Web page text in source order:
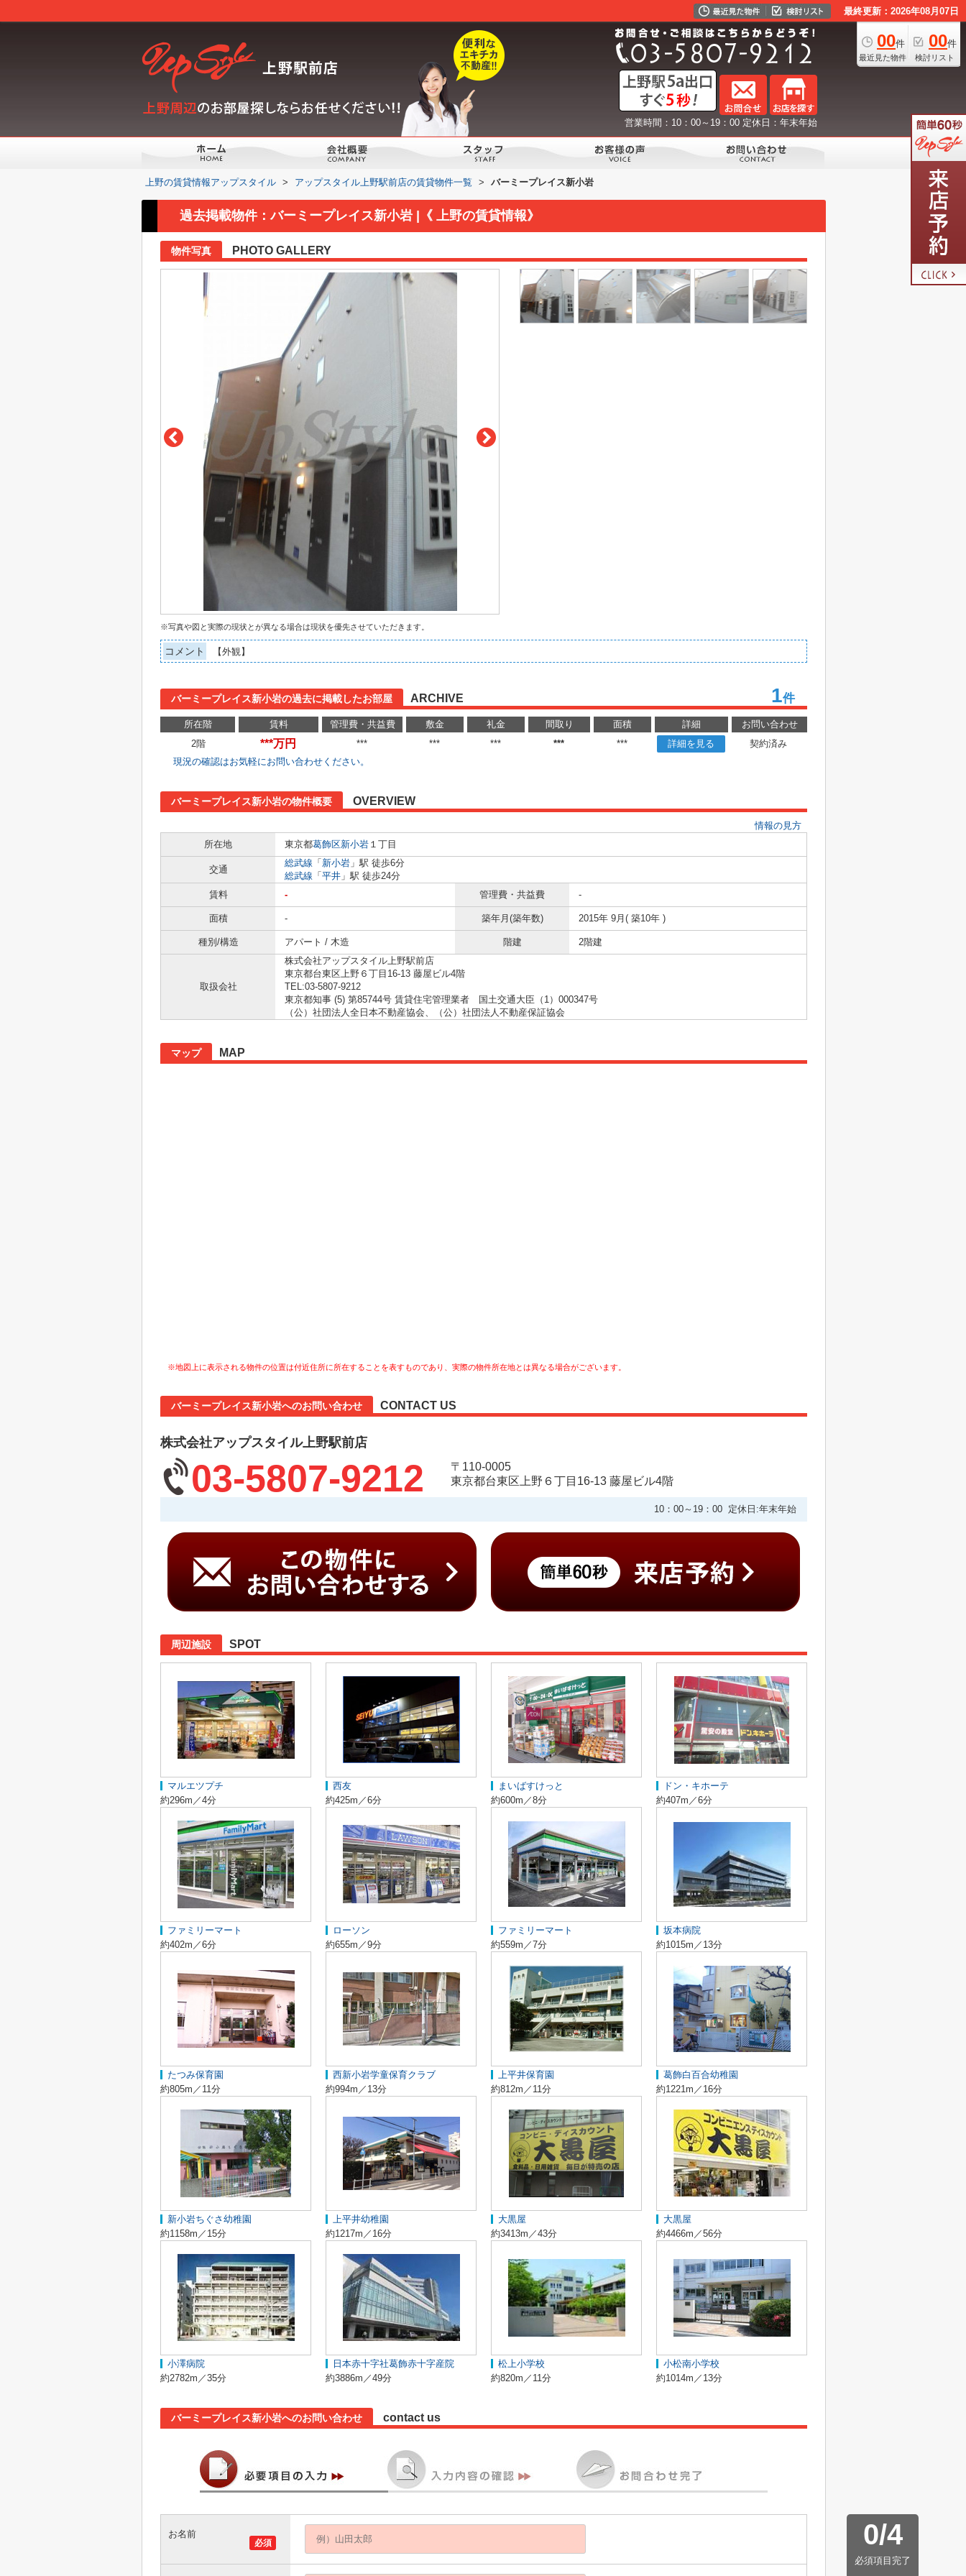
最終更新：2026年08月07日
00件
最近見た物件
00件
検討リスト
営業時間：10：00～19：00 定休日：年末年始
上野の賃貸情報アップスタイル > アップスタイル上野駅前店の賃貸物件一覧 > バーミープレイス新小岩
過去掲載物件：バーミープレイス新小岩 |《 上野の賃貸情報》
物件写真 PHOTO GALLERY
※写真や図と実際の現状とが異なる場合は現状を優先させていただきます。
コメント 【外観】
バーミープレイス新小岩の過去に掲載したお部屋 ARCHIVE 1件
所在階 賃料 管理費・共益費 敷金 礼金 間取り 面積 詳細
お問い合わせ
2階
***万円 *** *** *** *** *** 詳細を見る
契約済み
現況の確認はお気軽にお問い合わせください。
バーミープレイス新小岩の物件概要 OVERVIEW
情報の見方
所在地
東京都葛飾区新小岩 １丁目
交通
総武線 「 新小岩 」駅 徒歩6分
総武線 「 平井 」駅 徒歩24分
賃料
- 管理費・共益費 -
面積 - 築年月(築年数) 2015年 9月( 築10年 )
種別/構造 アパート / 木造 階建 2階建
取扱会社
株式会社アップスタイル上野駅前店
東京都台東区上野６丁目16-13 藤屋ビル4階
TEL:03-5807-9212
東京都知事 (5) 第85744号 賃貸住宅管理業者 国土交通大臣（1）000347号
（公）社団法人全日本不動産協会、（公）社団法人不動産保証協会
マップ MAP
※地図上に表示される物件の位置は付近住所に所在することを表すものであり、実際の物件所在地とは異なる場合がございます。
バーミープレイス新小岩へのお問い合わせ CONTACT US
株式会社アップスタイル上野駅前店
03-5807-9212
〒110-0005
東京都台東区上野６丁目16-13 藤屋ビル4階
10：00～19：00 定休日:年末年始
周辺施設 SPOT
マルエツプチ
約296m／4分
西友
約425m／6分
まいばすけっと
約600m／8分
ドン・キホーテ
約407m／6分
ファミリーマート
約402m／6分
ローソン
約655m／9分
ファミリーマート
約559m／7分
坂本病院
約1015m／13分
たつみ保育園
約805m／11分
西新小岩学童保育クラブ
約994m／13分
上平井保育園
約812m／11分
葛飾白百合幼稚園
約1221m／16分
新小岩ちぐさ幼稚園
約1158m／15分
上平井幼稚園
約1217m／16分
大黒屋
約3413m／43分
大黒屋
約4466m／56分
小澤病院
約2782m／35分
日本赤十字社葛飾赤十字産院
約3886m／49分
松上小学校
約820m／11分
小松南小学校
約1014m／13分
バーミープレイス新小岩へのお問い合わせ contact us
0/4
必須項目完了
必須
お名前